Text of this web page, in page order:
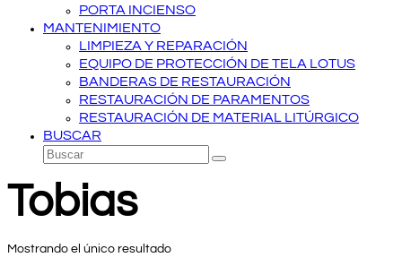
PORTA INCIENSO
MANTENIMIENTO
LIMPIEZA Y REPARACIÓN
EQUIPO DE PROTECCIÓN DE TELA LOTUS
BANDERAS DE RESTAURACIÓN
RESTAURACIÓN DE PARAMENTOS
RESTAURACIÓN DE MATERIAL LITÚRGICO
BUSCAR
Buscar
Enviar
Tobias
Mostrando el único resultado